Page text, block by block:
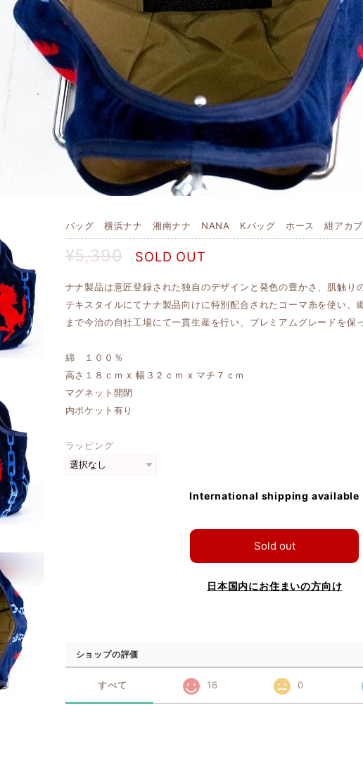
バッグ 横浜ナナ 湘南ナナ NANA Kバッグ ホース 紺アカ
¥5,390 SOLD OUT
ナナ製品は意匠登録された独自のデザインと発色の豊かさ、肌触り
テキスタイルにてナナ製品向けに特別配合されたコーマ糸を使い、
まで今治の自社工場にて一貫生産を行い、プレミアムグレードを保
綿 １００％
高さ１８ｃｍ x 幅３２ｃｍ x マチ７ｃｍ
マグネット開閉
内ポケット有り
ラッピング
International shipping available
Sold out
日本国内にお住まいの方向け
ショップの評価
すべて 16 0